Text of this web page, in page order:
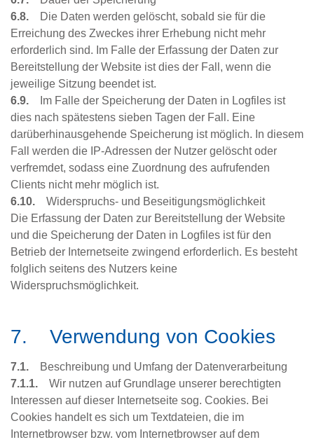
6.8. Die Daten werden gelöscht, sobald sie für die
Erreichung des Zweckes ihrer Erhebung nicht mehr
erforderlich sind. Im Falle der Erfassung der Daten zur
Bereitstellung der Website ist dies der Fall, wenn die
jeweilige Sitzung beendet ist.
6.9. Im Falle der Speicherung der Daten in Logfiles ist
dies nach spätestens sieben Tagen der Fall. Eine
darüberhinausgehende Speicherung ist möglich. In diesem
Fall werden die IP-Adressen der Nutzer gelöscht oder
verfremdet, sodass eine Zuordnung des aufrufenden
Clients nicht mehr möglich ist.
6.10.
Widerspruchs- und Beseitigungsmöglichkeit
Die Erfassung der Daten zur Bereitstellung der Website
und die Speicherung der Daten in Logfiles ist für den
Betrieb der Internetseite zwingend erforderlich. Es besteht
folglich seitens des Nutzers keine
Widerspruchsmöglichkeit.
7. Verwendung von Cookies
7.1.
Beschreibung und Umfang der Datenverarbeitung
7.1.1.
Wir nutzen auf Grundlage unserer berechtigten
Interessen auf dieser Internetseite sog. Cookies. Bei
Cookies handelt es sich um Textdateien, die im
Internetbrowser bzw. vom Internetbrowser auf dem